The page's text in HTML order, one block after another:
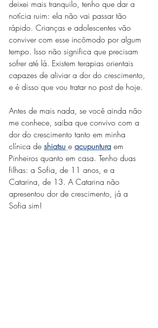
deixei mais tranquilo, tenho que dar a
notícia ruim: ela não vai passar tão
rápido. Crianças e adolescentes vão
conviver com esse incômodo por algum
tempo. Isso não significa que precisam
sofrer até lá. Existem terapias orientais
capazes de aliviar a dor do crescimento,
e é disso que vou tratar no post de hoje.
Antes de mais nada, se você ainda não
me conhece, saiba que convivo com a
dor do crescimento tanto em minha
clínica de shiatsu e acupuntura em
Pinheiros quanto em casa. Tenho duas
filhas: a Sofia, de 11 anos, e a
Catarina, de 13. A Catarina não
apresentou dor de crescimento, já a
Sofia sim!